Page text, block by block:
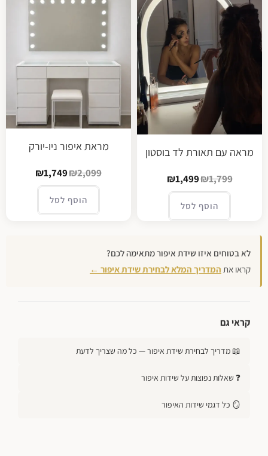
מראה עם תאורת לד בוסטון
₪1,799
₪1,499
הוסף לסל
מראת איפור ניו-יורק
₪2,099
₪1,749
הוסף לסל
לא בטוחים איזו שידת איפור מתאימה לכם?
קראו את המדריך המלא לבחירת שידת איפור ←
קראי גם
📖 מדריך לבחירת שידת איפור — כל מה שצריך לדעת
❓ שאלות נפוצות על שידות איפור
🪞 כל דגמי שידות האיפור